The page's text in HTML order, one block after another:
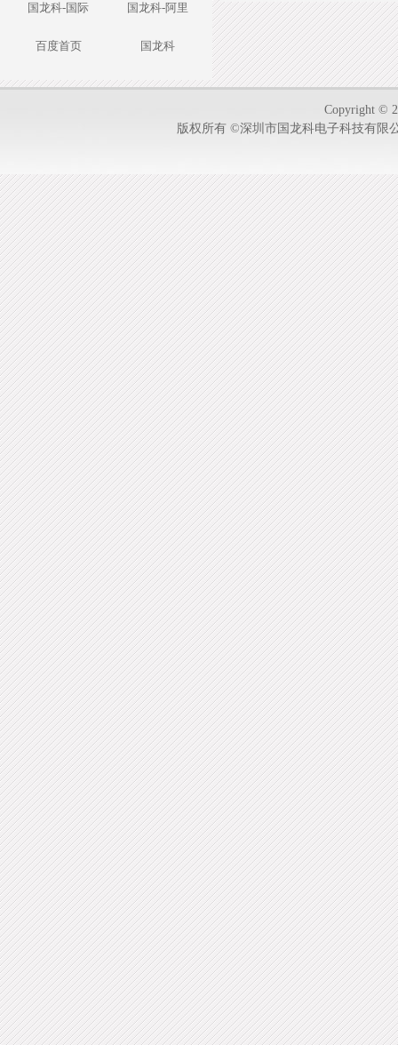
国龙科-国际 国龙科-阿里
百度首页 国龙科
Copyright ©
版权所有 ©深圳市国龙科电子科技有限